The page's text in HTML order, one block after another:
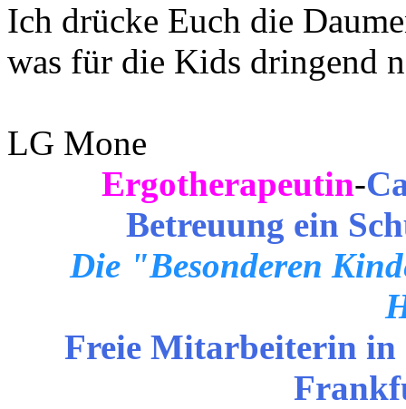
Ich drücke Euch die
was für die Kids dringend
LG Mone
Ergotherapeutin-
Betreuung ein
Die "Besonderen
Freie Mitarbeiterin in